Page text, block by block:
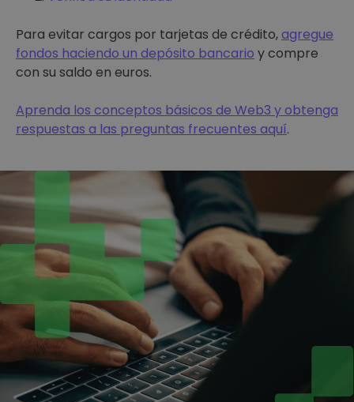
Para evitar cargos por tarjetas de crédito,agregue
fondos haciendo un depósito bancario y compre
con su saldo en euros.
Aprenda los conceptos básicos de Web3 y obtenga
respuestas a las preguntas frecuentes aquí.